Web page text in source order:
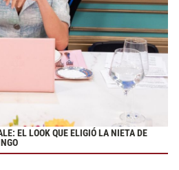
EL LOOK QUE ELIGIÓ LA NIETA DE